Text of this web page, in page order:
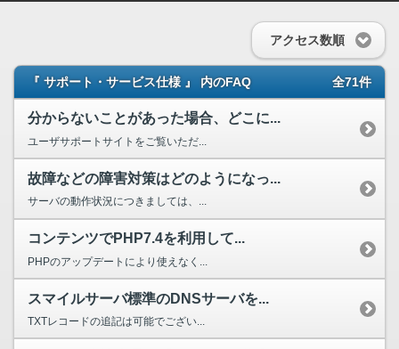
アクセス数順
『 サポート・サービス仕様 』 内のFAQ 全71件
分からないことがあった場合、どこに...
ユーザサポートサイトをご覧いただ...
故障などの障害対策はどのようになっ...
サーバの動作状況につきましては、...
コンテンツでPHP7.4を利用して...
PHPのアップデートにより使えなく...
スマイルサーバ標準のDNSサーバを...
TXTレコードの追記は可能でござい...